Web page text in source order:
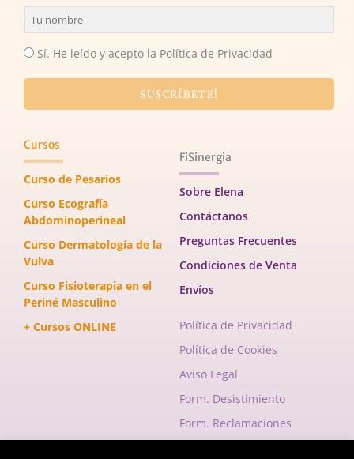
Sí. He leído y acepto la Política de Privacidad
SUSCRÍBETE!
Cursos
Curso de Pesarios
Curso Ecografía
Abdominoperineal
Curso Dermatología de la
Vulva
Curso Fisioterapia en el
Periné Masculino
+ Cursos ONLINE
FiSinergia
Sobre Elena
Contáctanos
Preguntas Frecuentes
Condiciones de Venta
Envíos
Política de Privacidad
Política de Cookies
Aviso Legal
Form. Desistimiento
Form. Reclamaciones